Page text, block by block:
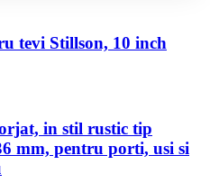
tevi Stillson, 10 inch
in stil rustic tip
mm, pentru porti, usi si